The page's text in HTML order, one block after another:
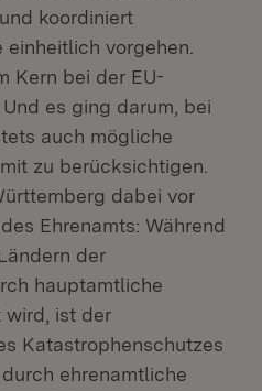
koordiniert
vorgehen.
Kern bei der EU-
es ging darum, bei
auch mögliche
zu berücksichtigen.
dabei vor
Ehrenamts: Während
der
hauptamtliche
wird, ist der
Katastrophenschutzes
ehrenamtliche